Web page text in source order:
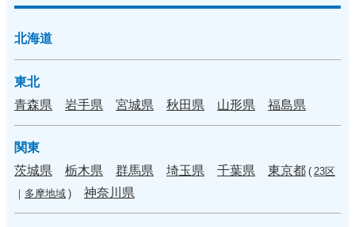
北海道
東北
青森県
岩手県 宮城県 秋田県 山形県 福島県
関東
茨城県
栃木県 群馬県 埼玉県 千葉県 東京都 ( 23区
｜ 多摩地域 ) 神奈川県